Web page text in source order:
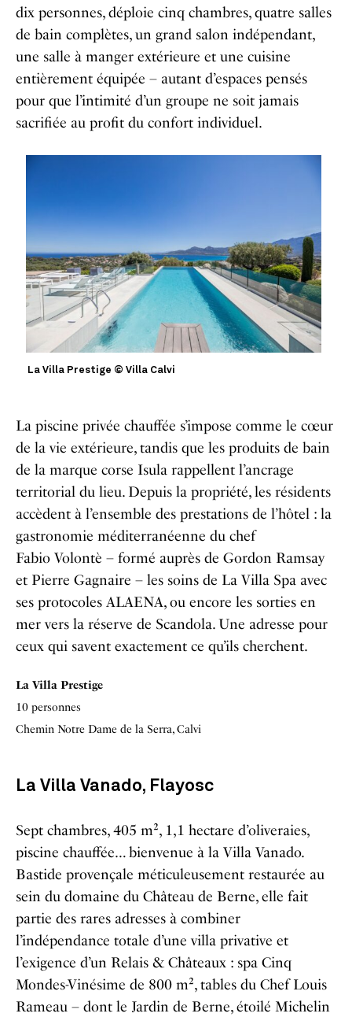
dix personnes, déploie cinq chambres, quatre salles
de bain complètes, un grand salon indépendant,
une salle à manger extérieure et une cuisine
entièrement équipée – autant d’espaces pensés
pour que l’intimité d’un groupe ne soit jamais
sacrifiée au profit du confort individuel.
La Villa Prestige © Villa Calvi
La piscine privée chauffée s’impose comme le cœur
de la vie extérieure, tandis que les produits de bain
de la marque corse Isula rappellent l’ancrage
territorial du lieu. Depuis la propriété, les résidents
accèdent à l’ensemble des prestations de l’hôtel : la
gastronomie méditerranéenne du chef
Fabio Volontè – formé auprès de Gordon Ramsay
et Pierre Gagnaire – les soins de La Villa Spa avec
ses protocoles ALAENA, ou encore les sorties en
mer vers la réserve de Scandola. Une adresse pour
ceux qui savent exactement ce qu’ils cherchent.
La Villa Prestige
10 personnes
Chemin Notre Dame de la Serra, Calvi
La Villa Vanado, Flayosc
Sept chambres, 405 m², 1,1 hectare d’oliveraies,
piscine chauffée… bienvenue à la Villa Vanado.
Bastide provençale méticuleusement restaurée au
sein du domaine du Château de Berne, elle fait
partie des rares adresses à combiner
l’indépendance totale d’une villa privative et
l’exigence d’un Relais & Châteaux : spa Cinq
Mondes-Vinésime de 800 m², tables du Chef Louis
Rameau – dont le Jardin de Berne, étoilé Michelin